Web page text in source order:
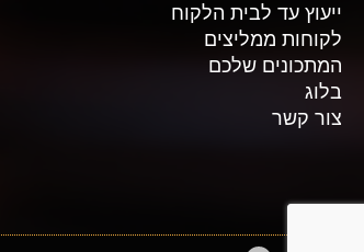
ייעוץ עד לבית הלקוח
לקוחות ממליצים
המתכונים שלכם
בלוג
צור קשר